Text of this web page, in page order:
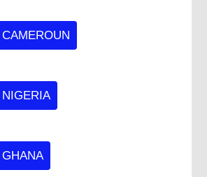
NIGERIA
GHANA